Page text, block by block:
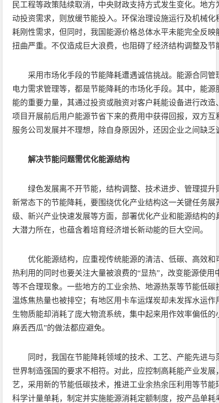
民工程等政策陆续取消，中央财政支持方式发生变化。地
动投资需求，则放缓节能投入。环保治理设施运行及机械
耗刚性需求，但同时，我国能源价格总体水平未能完全反
扭曲严重。不仅造成巨大浪费，也阻碍了经济结构调整及节
采用市场化手段的节能降耗遭遇诚信挑战。能源合同
电力需求管理等，都是节能降耗的市场化手段。其中，能
能的重要力量，其通过投资或融资对客户耗能设备进行改
项目开展前后用户能源节省下来的费用中获得回报，双方
服务公司发展并不理想，除自身原因外，还因企业之间缺乏
解决节能问题需优化能源结构
绿色发展离不开节能，结构调整、技术进步、管理提
新常态下的节能降耗，要围绕优化产业结构这一关键任务
级、新兴产业快速发展等方面，部署优化产业和能源结构
大潜力所在，也蕴含着培育经济增长新动能的巨大空间。
优化能源结构，应重视传统能源的清洁、低碳、高效
热利用的同时也要关注大量被浪费的“显热”，改变能源使用
等不合理现象。一些地方的工业余热、地源热泵等节能低
温炼焦热量也被排空；有地区用卡车运煤炭却未发挥水运
生物质能却消耗了庞大物流系统，集中起来用作效率偏低的
麻丢西瓜”的做法都应避免。
同时，我国在节能降耗领域的技术、工艺、产能先进
世界制造强国的要求不相符。对此，应控制高耗能产业发
艺，采用新的节能低碳技术，推进工业余热余压利用等节
科学计量单耗，制定并实施能源消耗定额制度，按产品单